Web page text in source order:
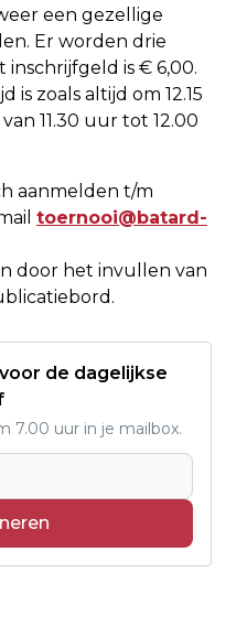
een gezellige
Er worden drie
is € 6,00.
is zoals altijd om 12.15
11.30 uur tot 12.00
aanmelden t/m
toernooi@batard-
door het invullen van
de dagelijkse
7.00 uur in je mailbox.